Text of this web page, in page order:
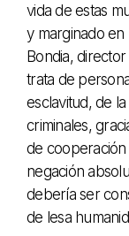
vida de estas
y marginado en
Bondia,
trata de
esclavitud, de
criminales,
de cooperación
negación
debería ser
de lesa